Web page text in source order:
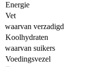
Energie
Vet
waarvan verzadigd
Koolhydraten
waarvan suikers
Voedingsvezel